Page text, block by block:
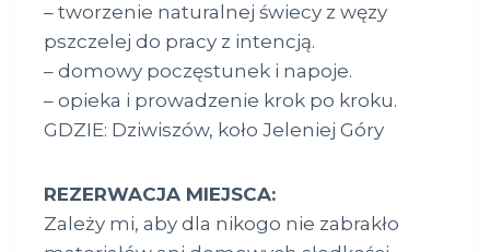
– tworzenie naturalnej świecy z węzy
pszczelej do pracy z intencją.
– domowy poczęstunek i napoje.
– opieka i prowadzenie krok po kroku.
GDZIE: Dziwiszów, koło Jeleniej Góry
REZERWACJA MIEJSCA:
Zależy mi, aby dla nikogo nie zabrakło